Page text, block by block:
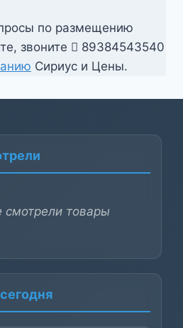
по размещению
звоните
89384543540
Сириус и Цены.
товары